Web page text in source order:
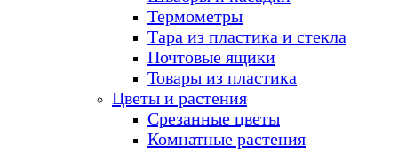
Термометры
Тара из пластика и стекла
Почтовые ящики
Товары из пластика
Цветы и растения
Срезанные цветы
Комнатные растения